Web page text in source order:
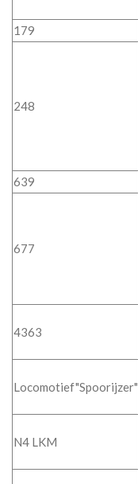
179
248
639
677
4363
Locomotief"Spoorijzer"
N4 LKM